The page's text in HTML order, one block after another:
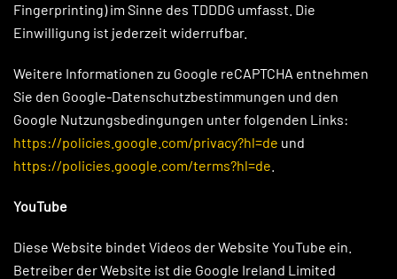
Fingerprinting) im Sinne des TDDDG umfasst. Die
Einwilligung ist jederzeit widerrufbar.
Weitere Informationen zu Google reCAPTCHA entnehmen
Sie den Google-Datenschutzbestimmungen und den
Google Nutzungsbedingungen unter folgenden Links:
https://policies.google.com/privacy?hl=de und
https://policies.google.com/terms?hl=de
YouTube
Diese Website bindet Videos der Website YouTube ein.
Betreiber der Website ist die Google Ireland Limited